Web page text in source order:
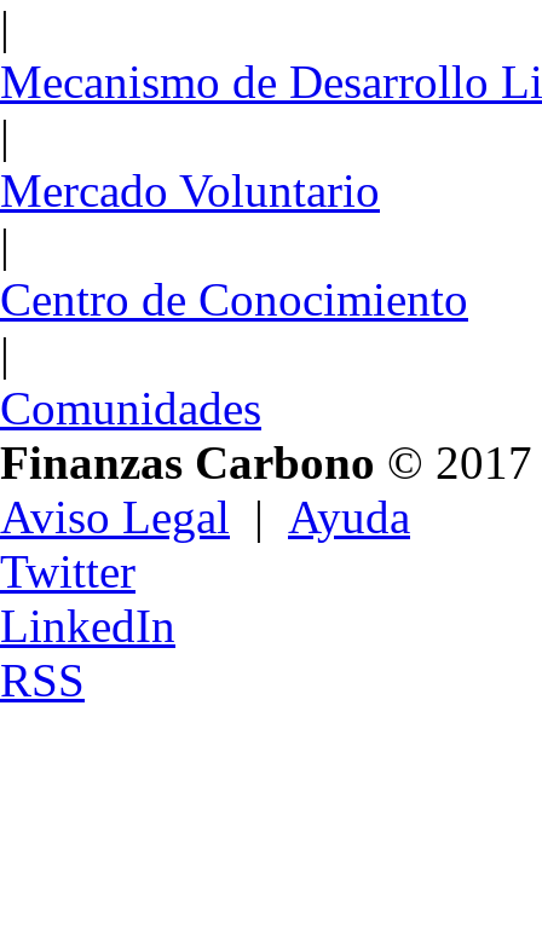
|
Mecanismo de Desarrollo
|
Mercado Voluntario
|
Centro de Conocimiento
|
Comunidades
Finanzas Carbono ©
Aviso Legal | Ayuda
Twitter
LinkedIn
RSS